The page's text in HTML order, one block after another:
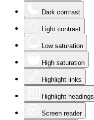
Dark contrast
Light contrast
Low saturation
High saturation
Highlight links
Highlight headings
Screen reader